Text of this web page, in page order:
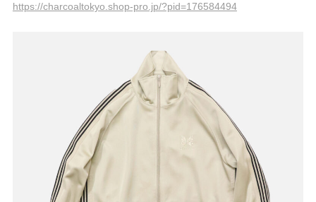
https://charcoaltokyo.shop-pro.jp/?pid=176584494